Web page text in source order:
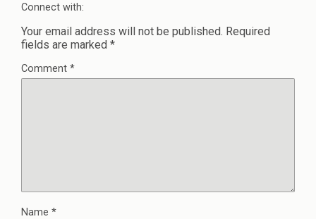
Connect with:
Your email address will not be published. Required
fields are marked *
Comment *
Name *